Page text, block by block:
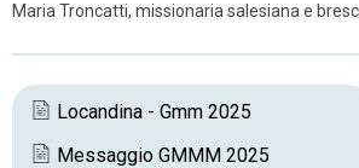
Maria Troncatti, missionaria salesiana e
Locandina - Gmm 2025
Messaggio GMMM 2025